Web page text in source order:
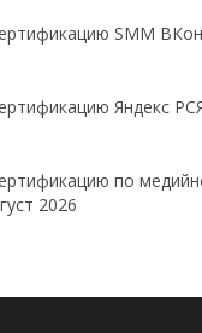
SMM
Яндекс
по
2026